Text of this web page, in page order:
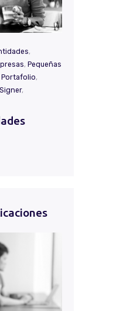
,
, Pequeñas
Portafolio,
,